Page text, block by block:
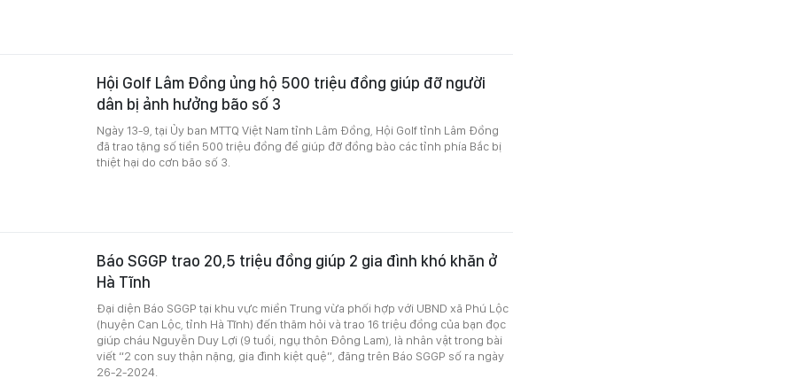
Hội Golf Lâm Đồng ủng hộ 500 triệu đồng giúp đỡ người
dân bị ảnh hưởng bão số 3
Ngày 13-9, tại Ủy ban MTTQ Việt Nam tỉnh Lâm Đồng, Hội Golf tỉnh Lâm Đồng
đã trao tặng số tiền 500 triệu đồng để giúp đỡ đồng bào các tỉnh phía Bắc bị
thiệt hại do cơn bão số 3.
Báo SGGP trao 20,5 triệu đồng giúp 2 gia đình khó khăn ở
Hà Tĩnh
Đại diện Báo SGGP tại khu vực miền Trung vừa phối hợp với UBND xã Phú Lộc
(huyện Can Lộc, tỉnh Hà Tĩnh) đến thăm hỏi và trao 16 triệu đồng của bạn đọc
giúp cháu Nguyễn Duy Lợi (9 tuổi, ngụ thôn Đông Lam), là nhân vật trong bài
viết “2 con suy thận nặng, gia đình kiệt quệ”, đăng trên Báo SGGP số ra ngày
26-2-2024.